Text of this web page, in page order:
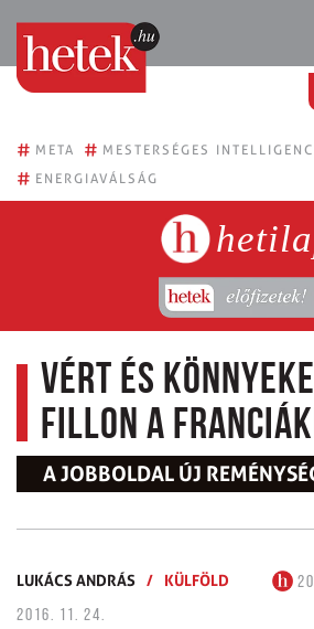
# META # MESTERSÉGES
# ENERGIAVÁLSÁG
Vért és
Fillon a
A JOBBOLDAL ÚJ
LUKÁCS ANDRÁS / KÜLFÖLD
2016. 11. 24.